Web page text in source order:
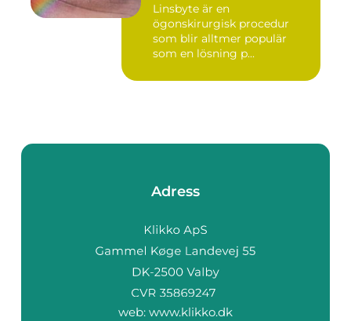
Linsbyte är en
ögonskirurgisk procedur
som blir alltmer populär
som en lösning p...
Adress
web: www.klikko.dk